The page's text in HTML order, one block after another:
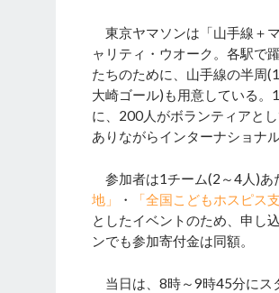
東京ヤマソンは「山手線＋
ャリティ・ウオーク。各駅で
たちのために、山手線の半周
大崎ゴール)も用意している
に、200人がボランティアと
ありながらインターナショナ
参加者は1チーム(2～4人)あ
地」
・ 「全国こどもホスピス
としたイベントのため、申し
ンでも参加寄付金は同額。
当日は、8時～9時45分にス